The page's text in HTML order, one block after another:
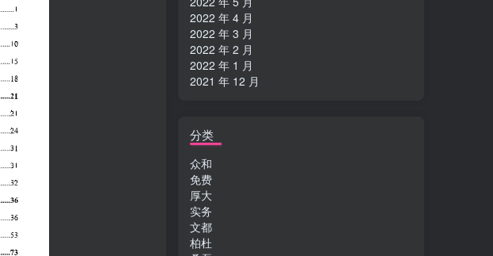
2022 年 4 月
2022 年 3 月
2022 年 2 月
2022 年 1 月
2021 年 12 月
分类
众和
免费
厚大
实务
文都
柏杜